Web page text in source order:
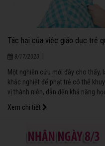
Tác hại của việc giáo dục trẻ
8/17/2020 |
Một nghiên cứu mới đây cho
khắc nghiệt để phạt trẻ có thể
vị thành niên, dẫn đến khả năng
Xem chi tiết